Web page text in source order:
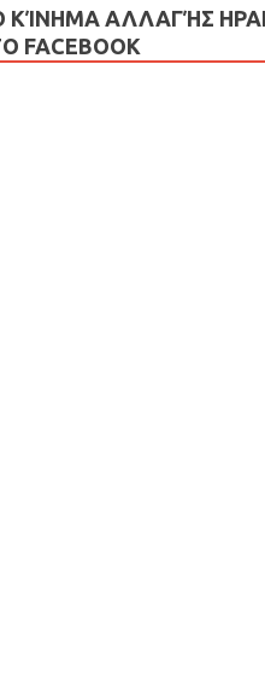
ΚΊΝΗΜΑ ΑΛΛΑΓΉΣ
FACEBOOK